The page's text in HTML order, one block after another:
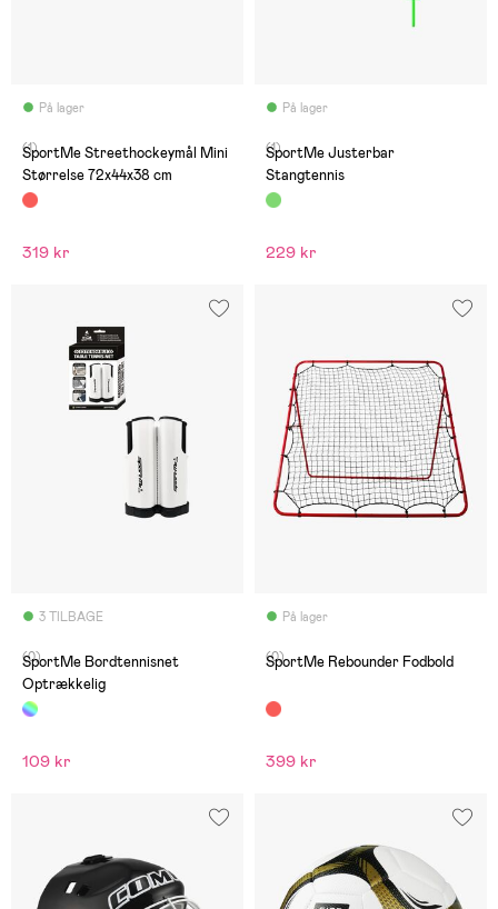
På lager
(1)
SportMe Streethockeymål Mini
Størrelse 72x44x38 cm
319 kr
På lager
(1)
SportMe Justerbar
Stangtennis
229 kr
3 TILBAGE
(0)
SportMe Bordtennisnet
Optrækkelig
109 kr
På lager
(0)
SportMe Rebounder Fodbold
399 kr